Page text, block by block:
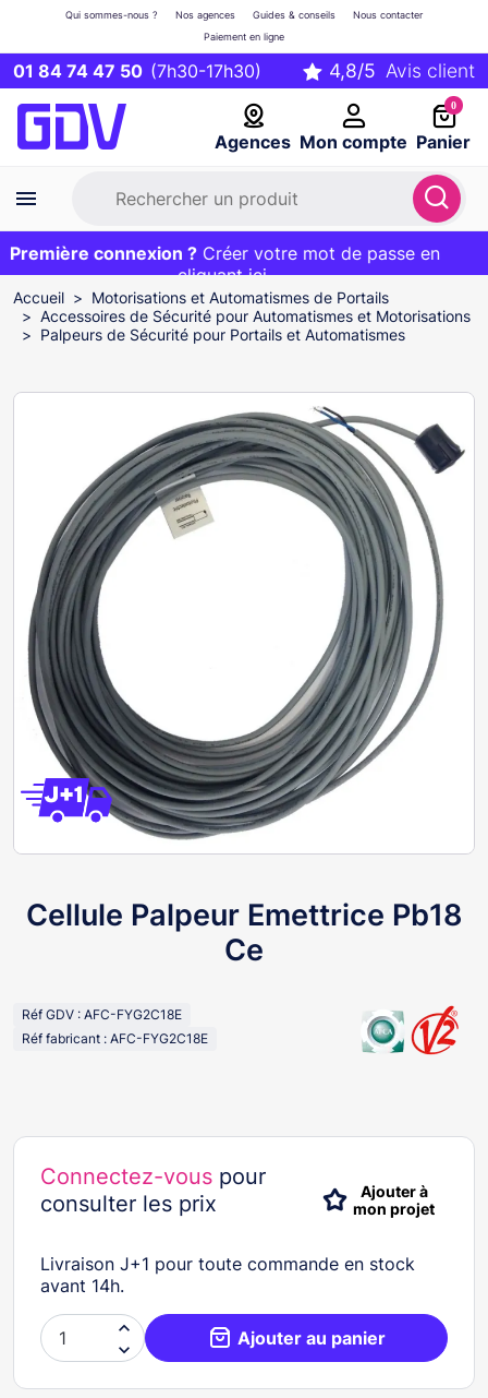
01 84 74 47 50 (7h30-17h30)
Agences Mon compte
Qui sommes-nous ? Nos agences Guides & conseils
Nous contacter
Paiement en ligne
0
Panier
Première commande ?20€ OFFERT sur votre panier
et livraison 24/48h gratuite avec le codeBIENVENUE
Première connexion ? Créer votre mot de passe en
cliquant ici
EXCLU WEB :
Accueil
Motorisations et Automatismes de Portails
Accessoires de Sécurité pour Automatismes et Motorisations
Palpeurs de Sécurité pour Portails et Automatismes
Cellule Palpeur Emettrice Pb18
Ce
Réf GDV : AFC-FYG2C18E
Réf fabricant : AFC-FYG2C18E
Connectez-vous pour
consulter les prix
Ajouter à
mon projet
Livraison J+1 pour toute commande en stock
avant 14h.

 Ajouter au panier